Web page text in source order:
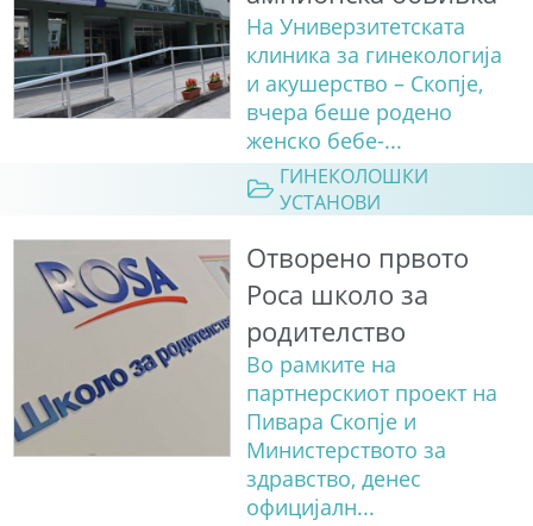
На Универзитетската
клиника за гинекологија
и акушерство – Скопје,
вчера беше родено
женско бебе-...
ГИНЕКОЛОШКИ
УСТАНОВИ
Отворено првото
Роса школо за
родителство
Во рамките на
партнерскиот проект на
Пивара Скопје и
Министерството за
здравство, денес
официјалн...